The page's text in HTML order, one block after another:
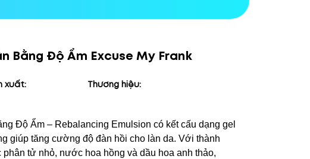
Bằng Độ Ẩm Excuse My Frank
xuất: Thương hiệu:
Độ Ẩm – Rebalancing Emulsion có kết cấu dạng gel
giúp tăng cường độ đàn hồi cho làn da. Với thành
phân tử nhỏ, nước hoa hồng và dầu hoa anh thảo,